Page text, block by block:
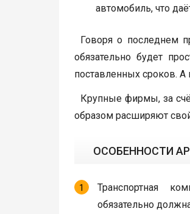
автомобиль, что
Говоря о последнем
обязательно будет
поставленных сроков.
Крупные фирмы, за
образом расширяют
ОСОБЕННОСТИ
Транспортная
обязательно